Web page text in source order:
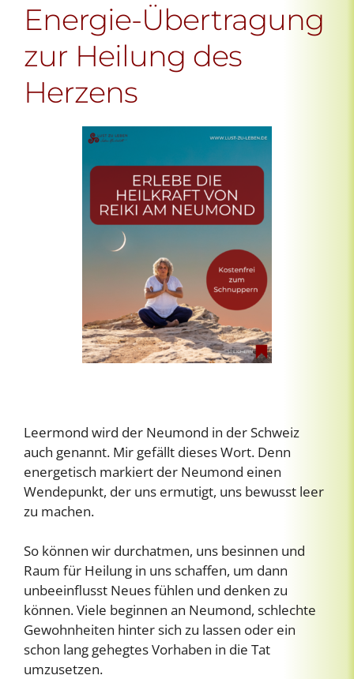
Energie-Übertragung
zur Heilung des
Herzens
Leermond wird der Neumond in der Schweiz
auch genannt. Mir gefällt dieses Wort. Denn
energetisch markiert der Neumond einen
Wendepunkt, der uns ermutigt, uns bewusst leer
zu machen.
So können wir durchatmen, uns besinnen und
Raum für Heilung in uns schaffen, um dann
unbeeinflusst Neues fühlen und denken zu
können. Viele beginnen an Neumond, schlechte
Gewohnheiten hinter sich zu lassen oder ein
schon lang gehegtes Vorhaben in die Tat
umzusetzen.